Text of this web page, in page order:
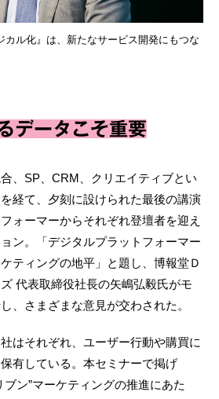
カル化』は、新たなサービス開発にもつな
データこそ重要
、SP、CRM、クリエイティブとい
経て、夕刻に設けられた最後の講演
ォーマーからそれぞれ登壇者を迎え
ン。「デジタルプラットフォーマー
ティングの地平」と題し、博報堂Ｄ
代表取締役社長の矢嶋弘毅氏がモ
、さまざまな意見が交わされた。
はそれぞれ、ユーザー行動や購買に
有している。本セミナーで掲げ
ブン”マーケティングの推進にあた